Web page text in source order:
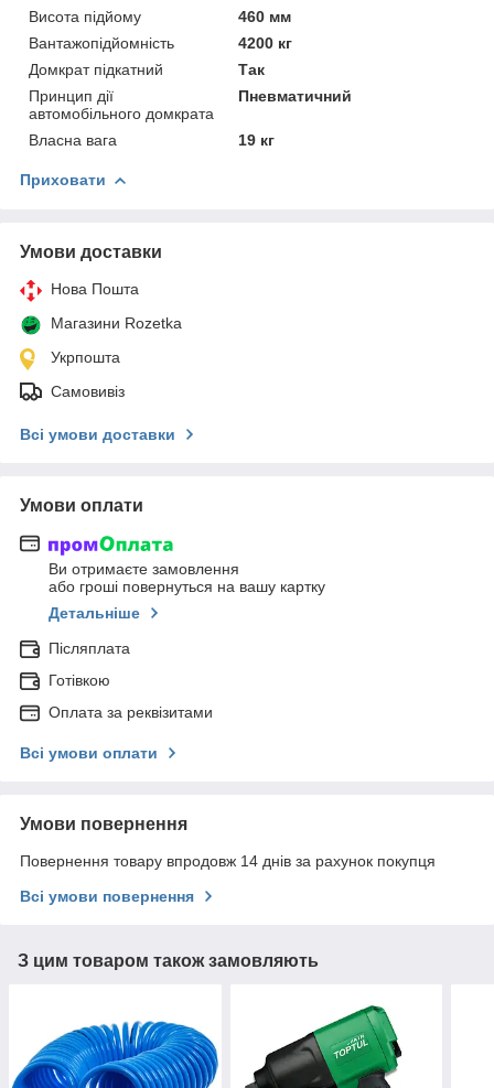
Висота підйому
460 мм
Вантажопідйомність
4200 кг
Домкрат підкатний
Так
Принцип дії
автомобільного домкрата
Пневматичний
Власна вага 19 кг
Приховати
Умови доставки
Нова Пошта
Магазини Rozetka
Укрпошта
Самовивіз
Всі умови доставки
Умови оплати
Ви отримаєте замовлення
або гроші повернуться на вашу картку
Детальніше
Післяплата
Готівкою
Оплата за реквізитами
Всі умови оплати
Умови повернення
Повернення товару впродовж 14 днів за рахунок покупця
Всі умови повернення
З цим товаром також замовляють